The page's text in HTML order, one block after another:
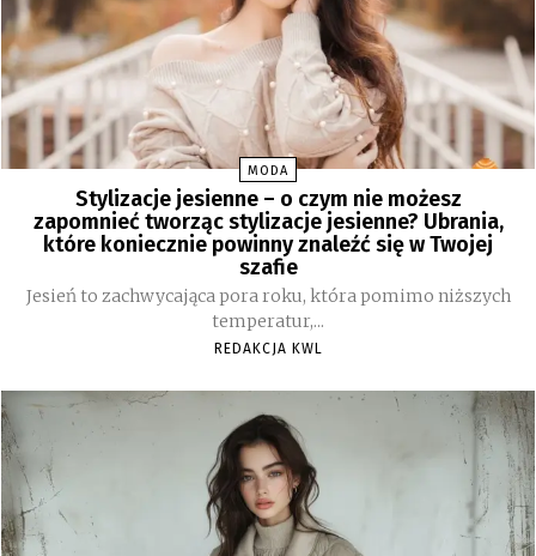
MODA
Stylizacje jesienne – o czym nie możesz
zapomnieć tworząc stylizacje jesienne? Ubrania,
które koniecznie powinny znaleźć się w Twojej
szafie
Jesień to zachwycająca pora roku, która pomimo niższych
temperatur,...
REDAKCJA KWL